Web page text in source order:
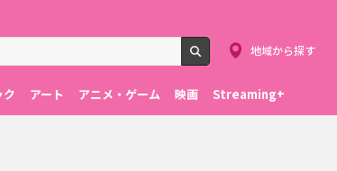
検索
地域から探す
ク アート アニメ・ゲーム 映画 Streaming+